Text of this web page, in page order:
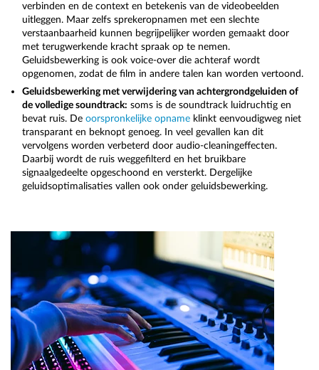
verbinden en de context en betekenis van de videobeelden
uitleggen. Maar zelfs sprekeropnamen met een slechte
verstaanbaarheid kunnen begrijpelijker worden gemaakt door
met terugwerkende kracht spraak op te nemen.
Geluidsbewerking is ook voice-over die achteraf wordt
opgenomen, zodat de film in andere talen kan worden vertoond.
Geluidsbewerking met verwijdering van achtergrondgeluiden of
de volledige soundtrack: soms is de soundtrack luidruchtig en
bevat ruis. Deoorspronkelijke opname klinkt eenvoudigweg niet
transparant en beknopt genoeg. In veel gevallen kan dit
vervolgens worden verbeterd door audio-cleaningeffecten.
Daarbij wordt de ruis weggefilterd en het bruikbare
signaalgedeelte opgeschoond en versterkt. Dergelijke
geluidsoptimalisaties vallen ook onder geluidsbewerking.